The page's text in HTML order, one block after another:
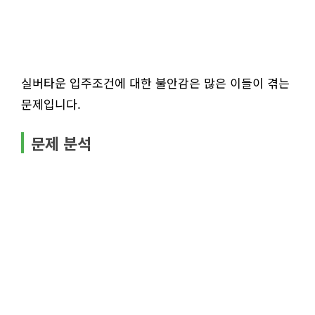
실버타운 입주조건에 대한 불안감은 많은 이들이 겪는
문제입니다.
문제 분석